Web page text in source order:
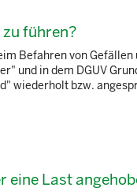
führen?
Befahren von Gefällen
und in dem DGUV
wiederholt bzw.
eine Last